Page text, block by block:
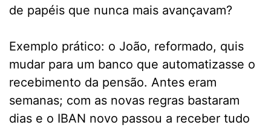
de papéis que nunca mais avançavam?
Exemplo prático: o João, reformado, quis
mudar para um banco que automatizasse o
recebimento da pensão. Antes eram
semanas; com as novas regras bastaram
dias e o IBAN novo passou a receber tudo